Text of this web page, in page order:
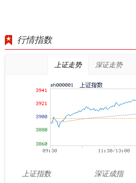
行情指数
上证走势 深证走势
上证指数
深证成指